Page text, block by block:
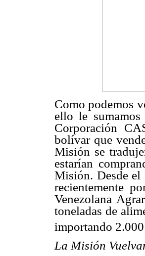
Como podemos
ello le
Corporación
bolívar que
Misión se
estarían
Misión. Desde el
recientemente
Venezolana
toneladas de
importando
La Misión